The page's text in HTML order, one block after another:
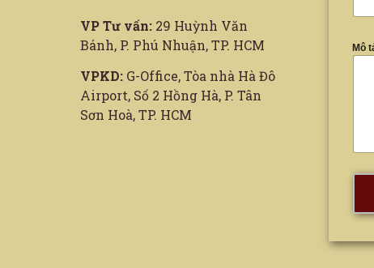
VP Tư vấn: 29 Huỳnh Văn
Bánh, P. Phú Nhuận, TP. HCM
VPKD: G-Office, Tòa nhà Hà Đô
Airport, Số 2 Hồng Hà, P. Tân
Sơn Hoà, TP. HCM
Mô